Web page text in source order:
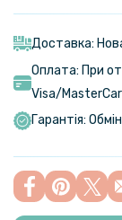
Note 10 Pro
Доставка:
Оплата: При
Visa/
Гарантія: